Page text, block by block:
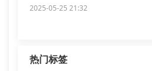
2025-05-25 21:32
热门标签